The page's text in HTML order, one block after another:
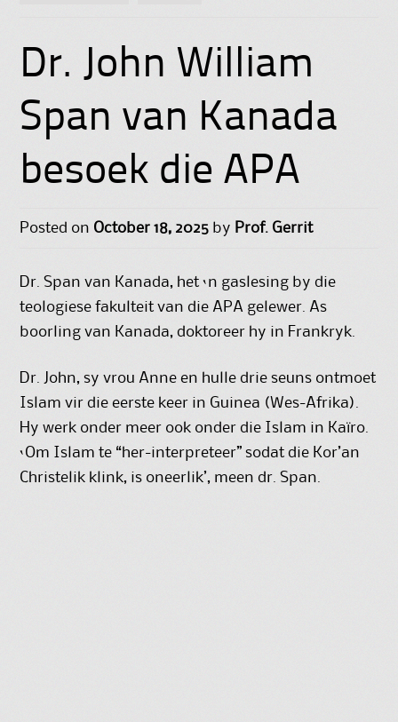
Dr. John William
Span van Kanada
besoek die APA
Posted on October 18, 2025 by Prof. Gerrit
Dr. Span van Kanada, het ‘n gaslesing by die
teologiese fakulteit van die APA gelewer. As
boorling van Kanada, doktoreer hy in Frankryk.
Dr. John, sy vrou Anne en hulle drie seuns ontmoet
Islam vir die eerste keer in Guinea (Wes-Afrika).
Hy werk onder meer ook onder die Islam in Kaïro.
‘Om Islam te “her-interpreteer” sodat die Kor’an
Christelik klink, is oneerlik’, meen dr. Span.